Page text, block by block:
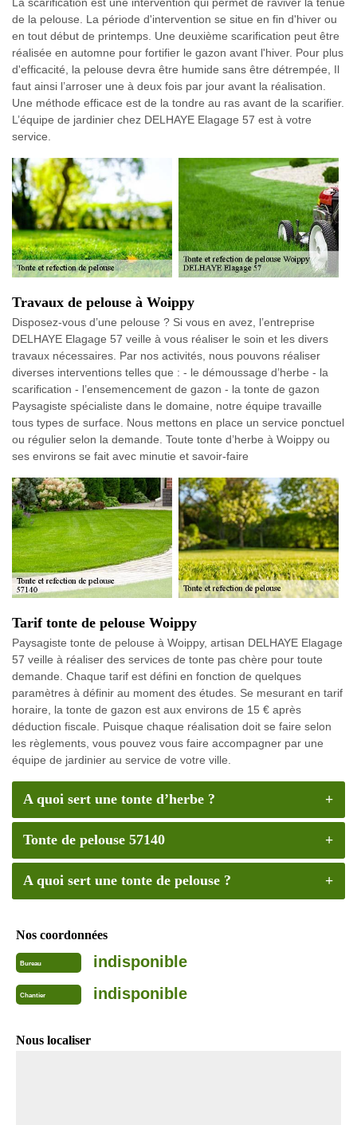
de la pelouse. La période d'intervention se situe en fin d'hiver ou
en tout début de printemps. Une deuxième scarification peut être
réalisée en automne pour fortifier le gazon avant l'hiver. Pour plus
d'efficacité, la pelouse devra être humide sans être détrempée, Il
faut ainsi l’arroser une à deux fois par jour avant la réalisation.
Une méthode efficace est de la tondre au ras avant de la scarifier.
L’équipe de jardinier chez DELHAYE Elagage 57 est à votre
service.
Travaux de pelouse à Woippy
Disposez-vous d’une pelouse ? Si vous en avez, l’entreprise
DELHAYE Elagage 57 veille à vous réaliser le soin et les divers
travaux nécessaires. Par nos activités, nous pouvons réaliser
diverses interventions telles que : - le démoussage d’herbe - la
scarification - l’ensemencement de gazon - la tonte de gazon
Paysagiste spécialiste dans le domaine, notre équipe travaille
tous types de surface. Nous mettons en place un service ponctuel
ou régulier selon la demande. Toute tonte d’herbe à Woippy ou
ses environs se fait avec minutie et savoir-faire
Tarif tonte de pelouse Woippy
Paysagiste tonte de pelouse à Woippy, artisan DELHAYE Elagage
57 veille à réaliser des services de tonte pas chère pour toute
demande. Chaque tarif est défini en fonction de quelques
paramètres à définir au moment des études. Se mesurant en tarif
horaire, la tonte de gazon est aux environs de 15 € après
déduction fiscale. Puisque chaque réalisation doit se faire selon
les règlements, vous pouvez vous faire accompagner par une
équipe de jardinier au service de votre ville.
A quoi sert une tonte d’herbe ?
Tonte de pelouse 57140
A quoi sert une tonte de pelouse ?
Nos coordonnées
Bureau indisponible
Chantier indisponible
Nous localiser